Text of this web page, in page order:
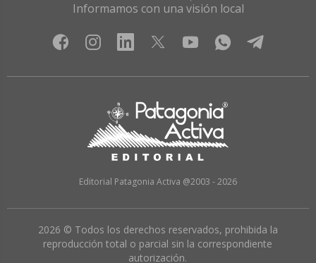
Informamos con una visión local
Editorial Patagonia Activa @2003 - 2026
2026 © Todos los derechos reservados, prohibida la
reproducción total o parcial sin la correspondiente
autorización.